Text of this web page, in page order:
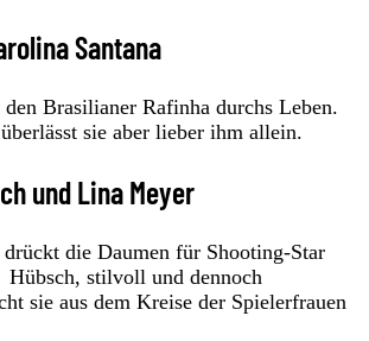
Santana
Brasilianer Rafinha durchs Leben.
sie aber lieber ihm allein.
und Lina Meyer
die Daumen für Shooting-Star
stilvoll und dennoch
sie aus dem Kreise der Spielerfrauen